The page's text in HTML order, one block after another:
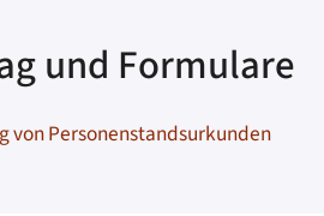
und Formulare
von Personenstandsurkunden